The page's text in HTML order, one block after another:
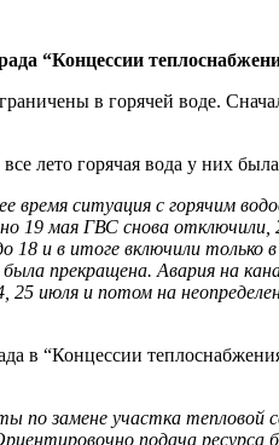
“Концессии
в горячей воде.
лето горячая вода у них
время ситуация с горячим
19 мая ГВС снова
и в итоге включили только
прекращена. Авария на
июля и потом на
“Концессии
замене участка тепловой
подача ресурса